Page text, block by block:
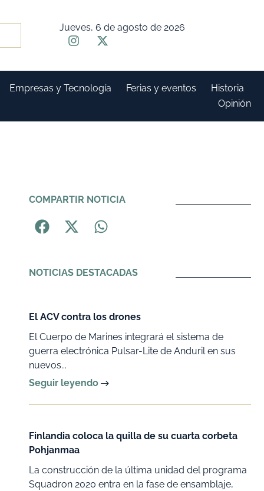
Jueves, 6 de agosto de 2026
Empresas y Tecnología Ferias y eventos
Historia
Opinión
COMPARTIR NOTICIA
NOTICIAS DESTACADAS
El ACV contra los drones
El Cuerpo de Marines integrará el sistema de
guerra electrónica Pulsar-Lite de Anduril en sus
nuevos...
Seguir leyendo
Finlandia coloca la quilla de su cuarta corbeta
Pohjanmaa
La construcción de la última unidad del programa
Squadron 2020 entra en la fase de ensamblaje,